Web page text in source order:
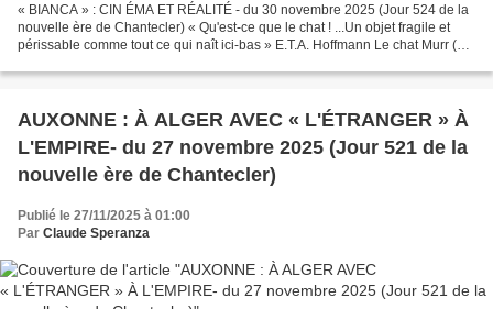
« BIANCA » : CIN ÉMA ET RÉALITÉ - du 30 novembre 2025 (Jour 524 de la
nouvelle ère de Chantecler) « Qu'est-ce que le chat ! ...Un objet fragile et
périssable comme tout ce qui naît ici-bas » E.T.A. Hoffmann Le chat Murr (
AUXONNE : À ALGER AVEC « L'ÉTRANGER » À
L'EMPIRE- du 27 novembre 2025 (Jour 521 de la
nouvelle ère de Chantecler)
Publié le 27/11/2025 à 01:00
Par Claude Speranza